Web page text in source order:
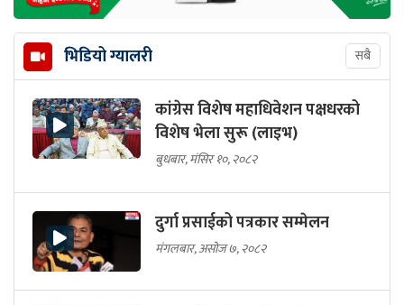
भिडियो ग्यालरी सबै
कांग्रेस विशेष महाधिवेशन पक्षधरको
विशेष भेला सुरू (लाइभ)
बुधबार, मंसिर १०, २०८२
दुर्गा प्रसाईको पत्रकार सम्मेलन
मंगलबार, असोज ७, २०८२